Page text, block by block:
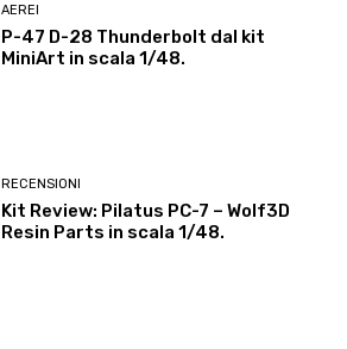
AEREI
P-47 D-28 Thunderbolt dal kit
MiniArt in scala 1/48.
RECENSIONI
Kit Review: Pilatus PC-7 – Wolf3D
Resin Parts in scala 1/48.